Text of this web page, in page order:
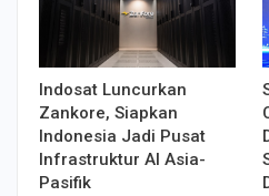
Indosat Luncurkan
Zankore, Siapkan
Indonesia Jadi Pusat
Infrastruktur AI Asia-
Pasifik